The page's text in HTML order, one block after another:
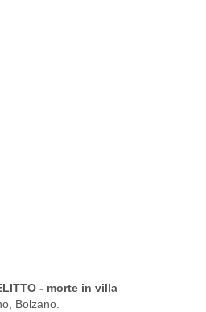
- morte in villa
Bolzano.